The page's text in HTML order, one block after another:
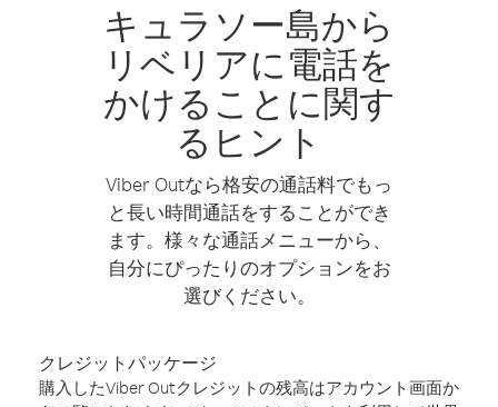
キュラソー島から
リベリアに電話を
かけることに関す
るヒント
Viber Outなら格安の通話料でもっ
と長い時間通話をすることができ
ます。様々な通話メニューから、
自分にぴったりのオプションをお
選びください。
クレジットパッケージ
購入したViber Outクレジットの残高はアカウント画面か